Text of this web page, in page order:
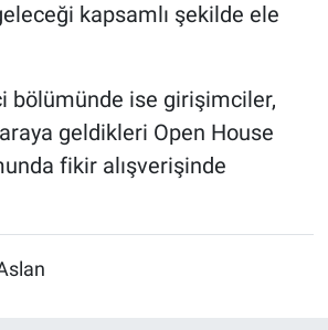
kapsamlı şekilde ele
bölümünde ise girişimciler,
geldikleri Open House
fikir alışverişinde